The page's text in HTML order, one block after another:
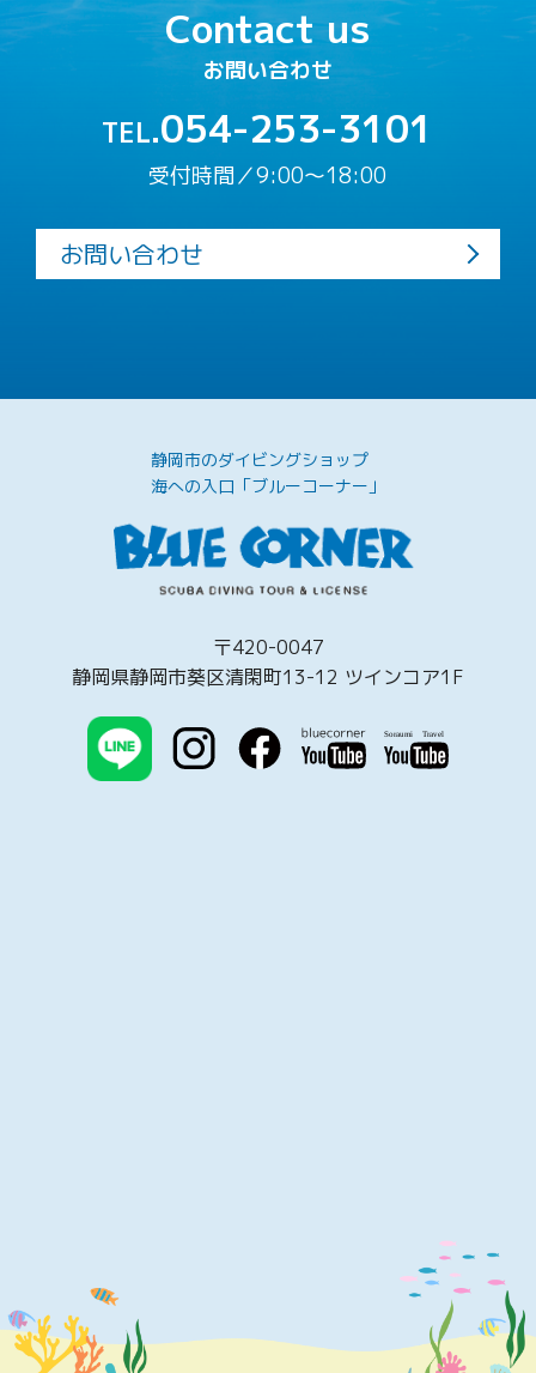
Contact us
お問い合わせ
TEL.054-253-3101
受付時間／9:00〜18:00
お問い合わせ
静岡市のダイビングショップ
海への入口「ブルーコーナー」
〒420-0047
静岡県静岡市葵区清閑町13-12 ツインコア1F